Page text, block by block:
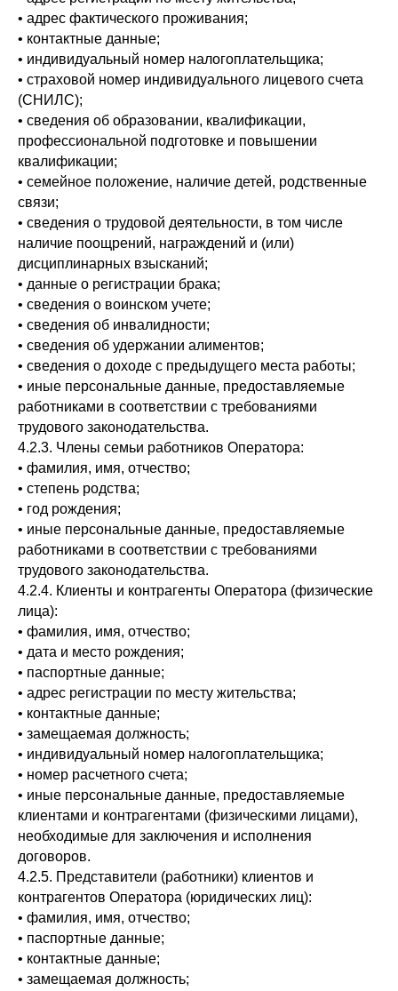
• адрес фактического проживания;
• контактные данные;
• индивидуальный номер налогоплательщика;
• страховой номер индивидуального лицевого счета
(СНИЛС);
• сведения об образовании, квалификации,
профессиональной подготовке и повышении
квалификации;
• семейное положение, наличие детей, родственные
связи;
• сведения о трудовой деятельности, в том числе
наличие поощрений, награждений и (или)
дисциплинарных взысканий;
• данные о регистрации брака;
• сведения о воинском учете;
• сведения об инвалидности;
• сведения об удержании алиментов;
• сведения о доходе с предыдущего места работы;
• иные персональные данные, предоставляемые
работниками в соответствии с требованиями
трудового законодательства.
4.2.3. Члены семьи работников Оператора:
• фамилия, имя, отчество;
• степень родства;
• год рождения;
• иные персональные данные, предоставляемые
работниками в соответствии с требованиями
трудового законодательства.
4.2.4. Клиенты и контрагенты Оператора (физические
лица):
• фамилия, имя, отчество;
• дата и место рождения;
• паспортные данные;
• адрес регистрации по месту жительства;
• контактные данные;
• замещаемая должность;
• индивидуальный номер налогоплательщика;
• номер расчетного счета;
• иные персональные данные, предоставляемые
клиентами и контрагентами (физическими лицами),
необходимые для заключения и исполнения
договоров.
4.2.5. Представители (работники) клиентов и
контрагентов Оператора (юридических лиц):
• фамилия, имя, отчество;
• паспортные данные;
• контактные данные;
• замещаемая должность;